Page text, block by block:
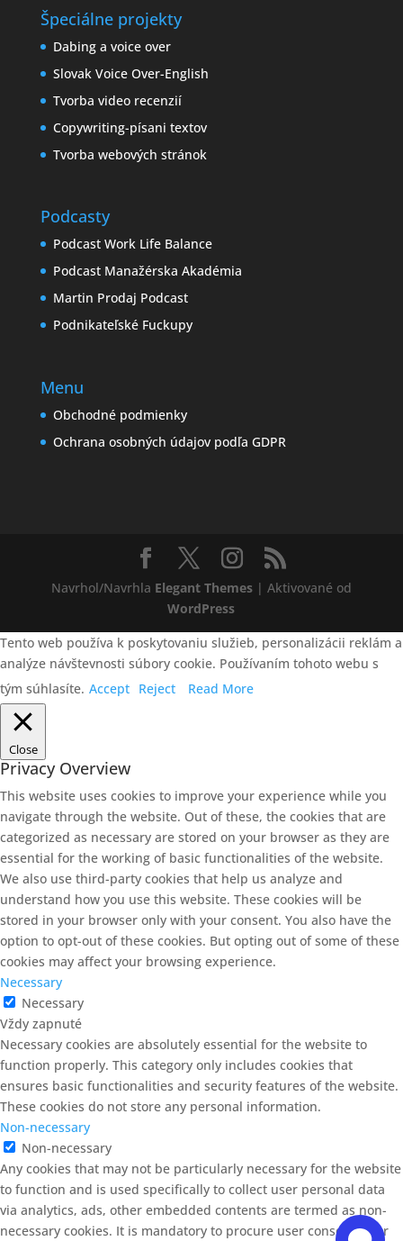
Špeciálne projekty
Dabing a voice over
Slovak Voice Over-English
Tvorba video recenzií
Copywriting-písani textov
Tvorba webových stránok
Podcasty
Podcast Work Life Balance
Podcast Manažérska Akadémia
Martin Prodaj Podcast
Podnikateľské Fuckupy
Menu
Obchodné podmienky
Ochrana osobných údajov podľa GDPR
Navrhol/Navrhla Elegant Themes| Aktivované od
WordPress
Tento web používa k poskytovaniu služieb, personalizácii reklám a
analýze návštevnosti súbory cookie. Používaním tohoto webu s
tým súhlasíte. Accept Reject Read More
Close
Privacy Overview
This website uses cookies to improve your experience while you
navigate through the website. Out of these, the cookies that are
categorized as necessary are stored on your browser as they are
essential for the working of basic functionalities of the website.
We also use third-party cookies that help us analyze and
understand how you use this website. These cookies will be
stored in your browser only with your consent. You also have the
option to opt-out of these cookies. But opting out of some of these
cookies may affect your browsing experience.
Necessary
Necessary
Vždy zapnuté
Necessary cookies are absolutely essential for the website to
function properly. This category only includes cookies that
ensures basic functionalities and security features of the website.
These cookies do not store any personal information.
Non-necessary
Non-necessary
Any cookies that may not be particularly necessary for the website
to function and is used specifically to collect user personal data
via analytics, ads, other embedded contents are termed as non-
necessary cookies. It is mandatory to procure user consent prior